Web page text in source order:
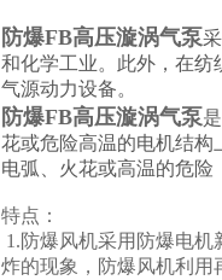
防爆FB高压漩涡气泵
和化学工业。此外，在纺
气源动力设备。
防爆FB高压漩涡气泵
花或危险高温的电机结构
电弧、火花或高温的危
特点：
1.防爆风机采用防爆电
炸的现象，防爆风机利用